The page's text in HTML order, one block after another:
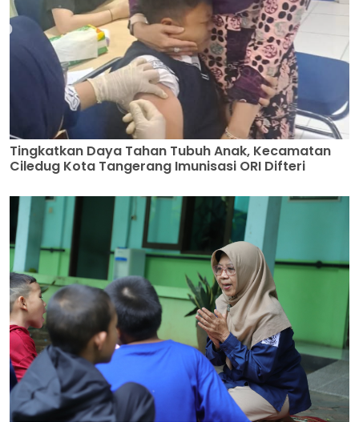
Tingkatkan Daya Tahan Tubuh Anak, Kecamatan
Ciledug Kota Tangerang Imunisasi ORI Difteri